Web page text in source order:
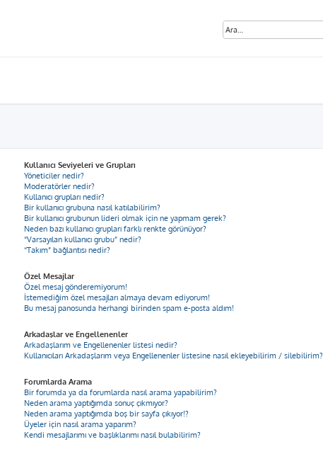
Kullanıcı Seviyeleri ve Grupları
Yöneticiler nedir?
Moderatörler nedir?
Kullanıcı grupları nedir?
Bir kullanıcı grubuna nasıl katılabilirim?
Bir kullanıcı grubunun lideri olmak için ne yapmam gerek?
Neden bazı kullanıcı grupları farklı renkte görünüyor?
“Varsayılan kullanıcı grubu” nedir?
“Takım” bağlantısı nedir?
Özel Mesajlar
Özel mesaj gönderemiyorum!
İstemediğim özel mesajları almaya devam ediyorum!
Bu mesaj panosunda herhangi birinden spam e-posta aldım!
Arkadaşlar ve Engellenenler
Arkadaşlarım ve Engellenenler listesi nedir?
Kullanıcıları Arkadaşlarım veya Engellenenler listesine nasıl ekleyebilirim / silebilirim?
Forumlarda Arama
Bir forumda ya da forumlarda nasıl arama yapabilirim?
Neden arama yaptığımda sonuç çıkmıyor?
Neden arama yaptığımda boş bir sayfa çıkıyor!?
Üyeler için nasıl arama yaparım?
Kendi mesajlarımı ve başlıklarımı nasıl bulabilirim?